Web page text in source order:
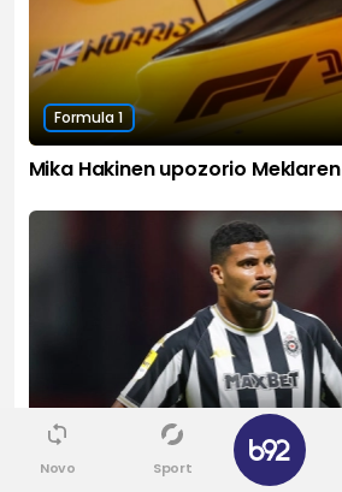
Formula 1
Mika Hakinen upozorio Meklaren
Novo Sport
✕